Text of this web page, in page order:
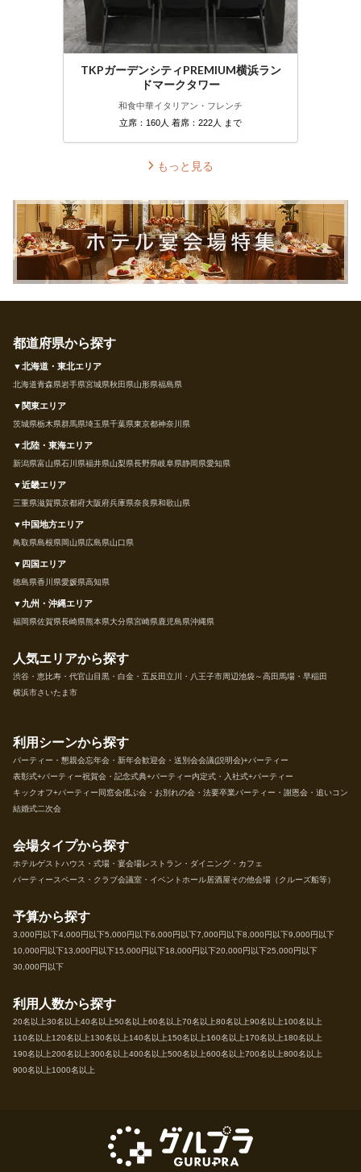
TKPガーデンシティPREMIUM横浜ラン
ドマークタワー
和食中華イタリアン・フレンチ
立席：160人 着席：222人 まで
もっと見る
都道府県から探す
▼北海道・東北エリア
北海道青森県岩手県宮城県秋田県山形県福島県
▼関東エリア
茨城県栃木県群馬県埼玉県千葉県東京都神奈川県
▼北陸・東海エリア
新潟県富山県石川県福井県山梨県長野県岐阜県静岡県愛知県
▼近畿エリア
三重県滋賀県京都府大阪府兵庫県奈良県和歌山県
▼中国地方エリア
鳥取県島根県岡山県広島県山口県
▼四国エリア
徳島県香川県愛媛県高知県
▼九州・沖縄エリア
福岡県佐賀県長崎県熊本県大分県宮崎県鹿児島県沖縄県
人気エリアから探す
渋谷・恵比寿・代官山目黒・白金・五反田立川・八王子市周辺池袋～高田馬場・早稲田
横浜市さいたま市
利用シーンから探す
パーティー・懇親会忘年会・新年会歓迎会・送別会会議(説明会)+パーティー
表彰式+パーティー祝賀会・記念式典+パーティー内定式・入社式+パーティー
キックオフ+パーティー 同窓会偲ぶ会・お別れの会・法要卒業パーティー・謝恩会・追いコン
結婚式二次会
会場タイプから探す
ホテルゲストハウス・式場・宴会場レストラン・ダイニング・カフェ
パーティースペース・クラブ会議室・イベントホール居酒屋その他会場（クルーズ船等）
予算から探す
3,000円以下4,000円以下5,000円以下6,000円以下7,000円以下8,000円以下9,000円以下
10,000円以下13,000円以下15,000円以下18,000円以下20,000円以下25,000円以下
30,000円以下
利用人数から探す
20名以上30名以上40名以上50名以上60名以上70名以上80名以上90名以上100名以上
110名以上120名以上130名以上140名以上150名以上160名以上170名以上180名以上
190名以上200名以上300名以上400名以上500名以上600名以上700名以上800名以上
900名以上1000名以上